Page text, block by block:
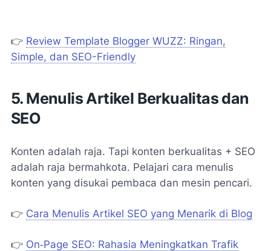
👉 Review Template Blogger WUZZ: Ringan,
Simple, dan SEO-Friendly
5. Menulis Artikel Berkualitas dan
SEO
Konten adalah raja. Tapi konten berkualitas + SEO
adalah raja bermahkota. Pelajari cara menulis
konten yang disukai pembaca dan mesin pencari.
👉 Cara Menulis Artikel SEO yang Menarik di Blog
👉 On‑Page SEO: Rahasia Meningkatkan Trafik